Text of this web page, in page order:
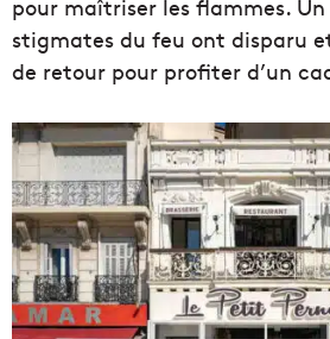
pour maîtriser les flammes.
stigmates du feu ont disparu
de retour pour profiter d’un